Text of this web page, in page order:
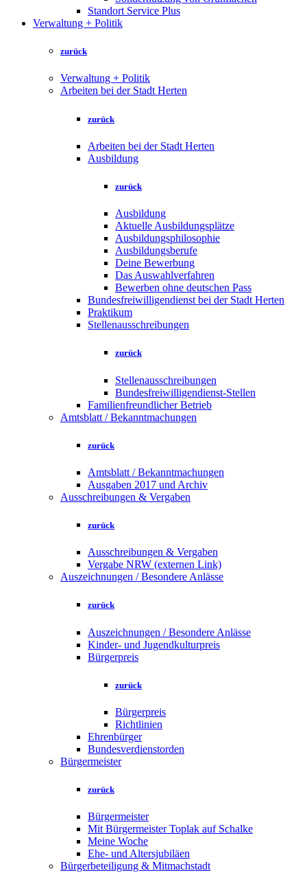
Standort Service Plus
Verwaltung + Politik
zurück
Verwaltung + Politik
Arbeiten bei der Stadt Herten
zurück
Arbeiten bei der Stadt Herten
Ausbildung
zurück
Ausbildung
Aktuelle Ausbildungsplätze
Ausbildungsphilosophie
Ausbildungsberufe
Deine Bewerbung
Das Auswahlverfahren
Bewerben ohne deutschen Pass
Bundesfreiwilligendienst bei der Stadt Herten
Praktikum
Stellenausschreibungen
zurück
Stellenausschreibungen
Bundesfreiwilligendienst-Stellen
Familienfreundlicher Betrieb
Amtsblatt / Bekanntmachungen
zurück
Amtsblatt / Bekanntmachungen
Ausgaben 2017 und Archiv
Ausschreibungen & Vergaben
zurück
Ausschreibungen & Vergaben
Vergabe NRW (externen Link)
Auszeichnungen / Besondere Anlässe
zurück
Auszeichnungen / Besondere Anlässe
Kinder- und Jugendkulturpreis
Bürgerpreis
zurück
Bürgerpreis
Richtlinien
Ehrenbürger
Bundesverdienstorden
Bürgermeister
zurück
Bürgermeister
Mit Bürgermeister Toplak auf Schalke
Meine Woche
Ehe- und Altersjubiläen
Bürgerbeteiligung & Mitmachstadt